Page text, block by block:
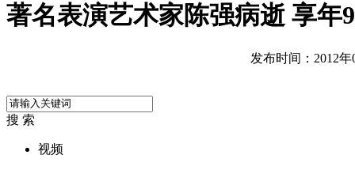
著名表演艺术家陈强病逝 享年
发布时间：2012年
搜 索
视频